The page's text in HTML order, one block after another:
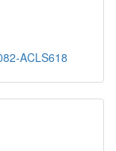
ACLS618